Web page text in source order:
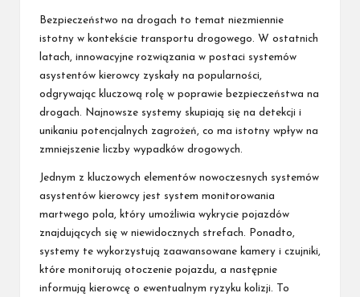
Bezpieczeństwo na drogach to temat niezmiennie
istotny w kontekście transportu drogowego. W ostatnich
latach, innowacyjne rozwiązania w postaci systemów
asystentów kierowcy zyskały na popularności,
odgrywając kluczową rolę w poprawie bezpieczeństwa na
drogach. Najnowsze systemy skupiają się na detekcji i
unikaniu potencjalnych zagrożeń, co ma istotny wpływ na
zmniejszenie liczby wypadków drogowych.
Jednym z kluczowych elementów nowoczesnych systemów
asystentów kierowcy jest system monitorowania
martwego pola, który umożliwia wykrycie pojazdów
znajdujących się w niewidocznych strefach. Ponadto,
systemy te wykorzystują zaawansowane kamery i czujniki,
które monitorują otoczenie pojazdu, a następnie
informują kierowcę o ewentualnym ryzyku kolizji. To